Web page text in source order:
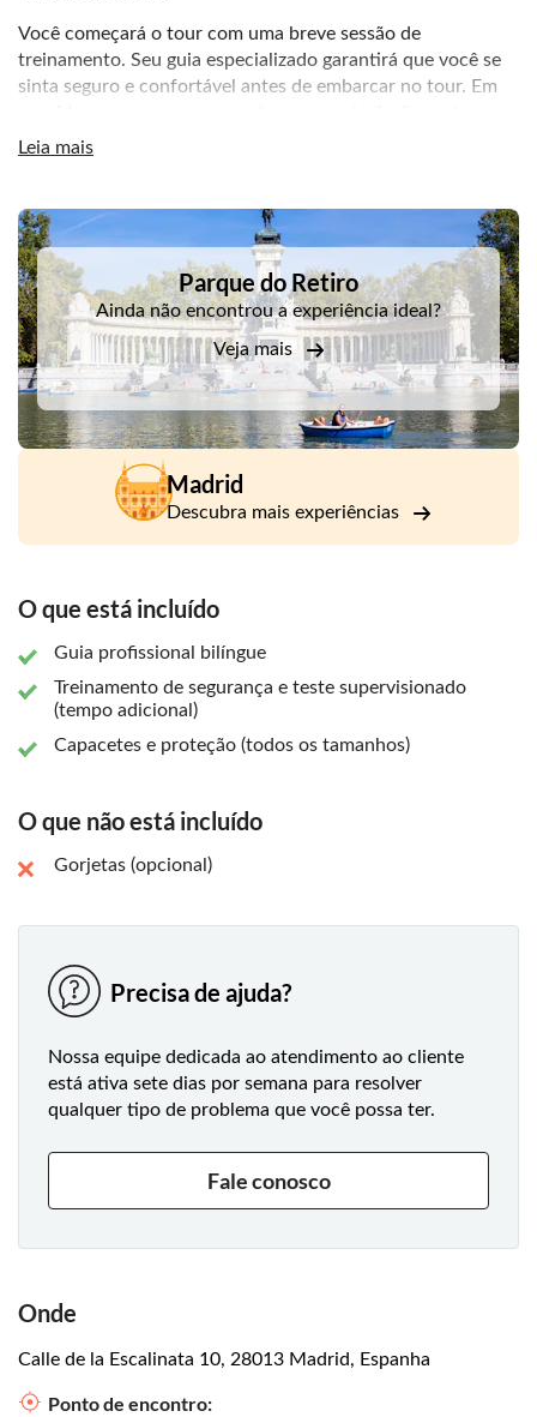
Você começará o tour com uma breve sessão de
treinamento. Seu guia especializado garantirá que você se
sinta seguro e confortável antes de embarcar no tour. Em
turísticos e recantos secretos que só os moradores locais
Almudena e do Palácio Real.
Você viajará pelas ruas estreitas da Madrid dos Habsburgo,
a parte mais antiga da cidade, e explorará o Madrid Río
Park.
Leia mais
DSA1Parque do Retiro
Parque do Retiro
Ainda não encontrou a experiência ideal?
Veja mais
Madrid
Descubra mais experiências
O que está incluído
Guia profissional bilíngue
Treinamento de segurança e teste supervisionado
(tempo adicional)
Capacetes e proteção (todos os tamanhos)
O que não está incluído
Gorjetas (opcional)
Precisa de ajuda?
Nossa equipe dedicada ao atendimento ao cliente
está ativa sete dias por semana para resolver
qualquer tipo de problema que você possa ter.
Fale conosco
Onde
Calle de la Escalinata 10, 28013 Madrid, Espanha
Ponto de encontro: